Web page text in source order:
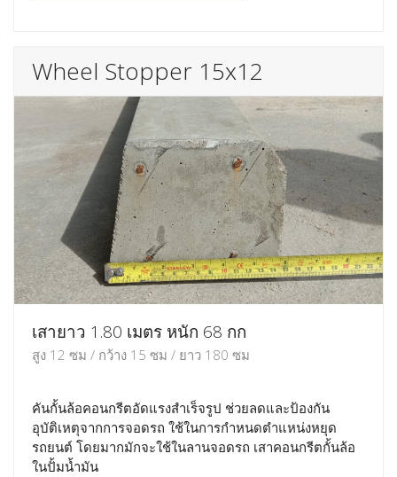
Wheel Stopper 15x12
เสายาว 1.80 เมตร หนัก 68 กก
สูง 12 ซม / กว้าง 15 ซม / ยาว 180 ซม
คันกั้นล้อคอนกรีตอัดแรงสำเร็จรูป ช่วยลดและป้องกัน
อุบัติเหตุจากการจอดรถ ใช้ในการกำหนดตำแหน่งหยุด
รถยนต์ โดยมากมักจะใช้ในลานจอดรถ เสาคอนกรีตกั้นล้อ
ในปั้มน้ำมัน